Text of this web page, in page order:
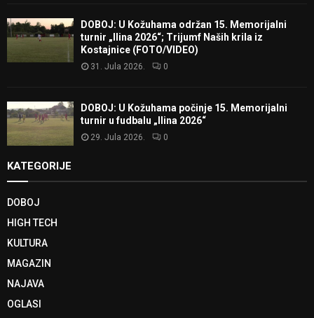
DOBOJ: U Kožuhama održan 15. Memorijalni
turnir „Ilina 2026“; Trijumf Naših krila iz
Kostajnice (FOTO/VIDEO)
31. Jula 2026. 0
DOBOJ: U Kožuhama počinje 15. Memorijalni
turnir u fudbalu „Ilina 2026“
29. Jula 2026. 0
KATEGORIJE
DOBOJ
HIGH TECH
KULTURA
MAGAZIN
NAJAVA
OGLASI